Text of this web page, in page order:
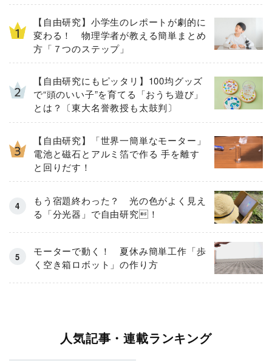
【自由研究】小学生のレポートが劇的に
変わる！ 物理学者が教える簡単まとめ
方「７つのステップ」
【自由研究にもピッタリ】100均グッズ
で“頭のいい子”を育てる「おうち遊び」
とは？〔東大名誉教授も太鼓判〕
【自由研究】「世界一簡単なモーター」
電池と磁石とアルミ箔で作る 手を離す
と回りだす！
もう宿題終わった？ 光の色がよく見え
る「分光器」で自由研究！
モーターで動く！ 夏休み簡単工作「歩
く空き箱ロボット」の作り方
人気記事・連載ランキング